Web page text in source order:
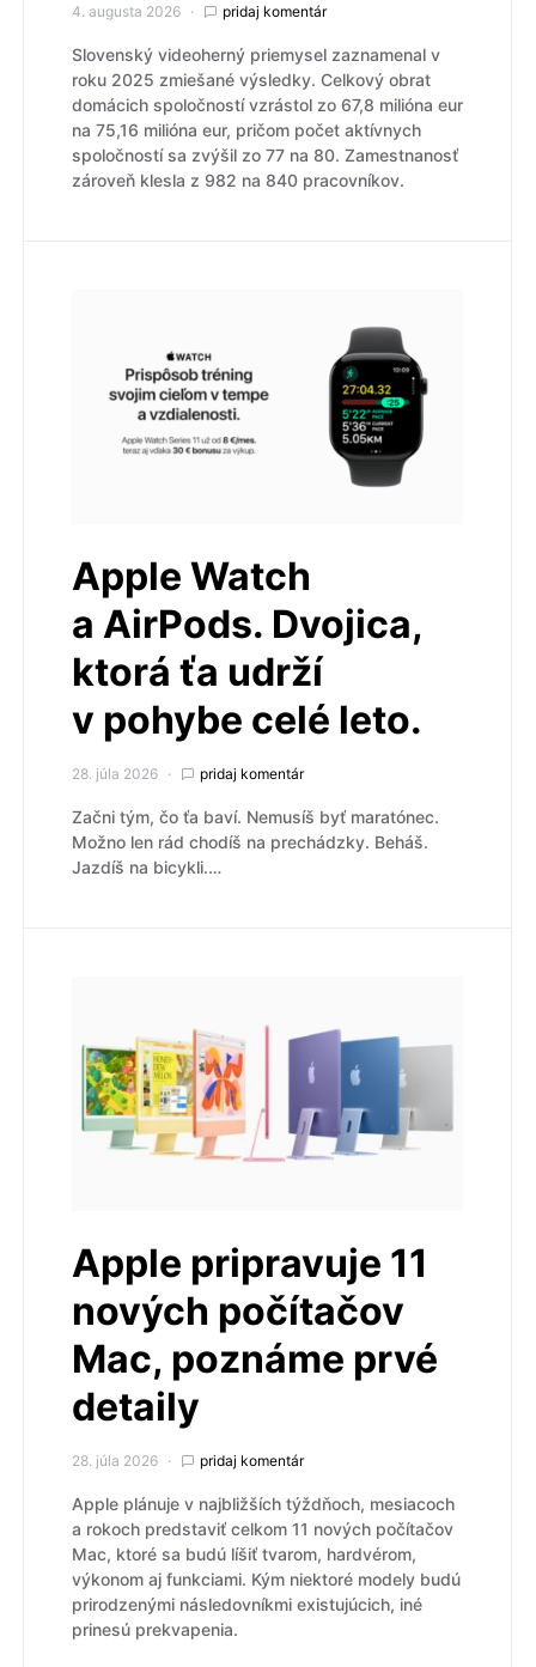
4. augusta 2026 pridaj komentár
Slovenský videoherný priemysel zaznamenal v
roku 2025 zmiešané výsledky. Celkový obrat
domácich spoločností vzrástol zo 67,8 milióna eur
na 75,16 milióna eur, pričom počet aktívnych
spoločností sa zvýšil zo 77 na 80. Zamestnanosť
zároveň klesla z 982 na 840 pracovníkov.
Apple Watch
a AirPods. Dvojica,
ktorá ťa udrží
v pohybe celé leto.
28. júla 2026 pridaj komentár
Začni tým, čo ťa baví. Nemusíš byť maratónec.
Možno len rád chodíš na prechádzky. Beháš.
Jazdíš na bicykli.…
Apple pripravuje 11
nových počítačov
Mac, poznáme prvé
detaily
28. júla 2026 pridaj komentár
Apple plánuje v najbližších týždňoch, mesiacoch
a rokoch predstaviť celkom 11 nových počítačov
Mac, ktoré sa budú líšiť tvarom, hardvérom,
výkonom aj funkciami. Kým niektoré modely budú
prirodzenými následovníkmi existujúcich, iné
prinesú prekvapenia.